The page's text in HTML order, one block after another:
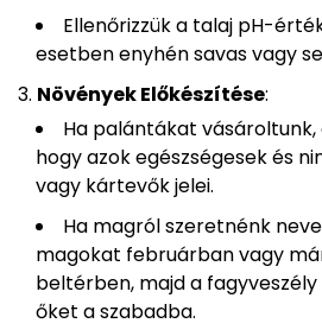
Ellenőrizzük a talaj pH-
esetben enyhén savas vagy
Növények Előkészítése:
Ha palántákat
hogy azok egészségesek és
vagy kártevők jelei.
Ha magról szeretnénk
magokat februárban vagy
beltérben, majd a
őket a szabadba.